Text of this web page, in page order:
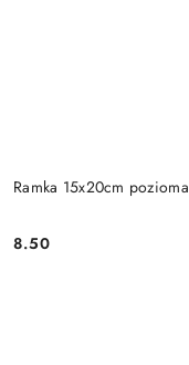
Ramka 15x20cm pozioma
Cena:
8.50